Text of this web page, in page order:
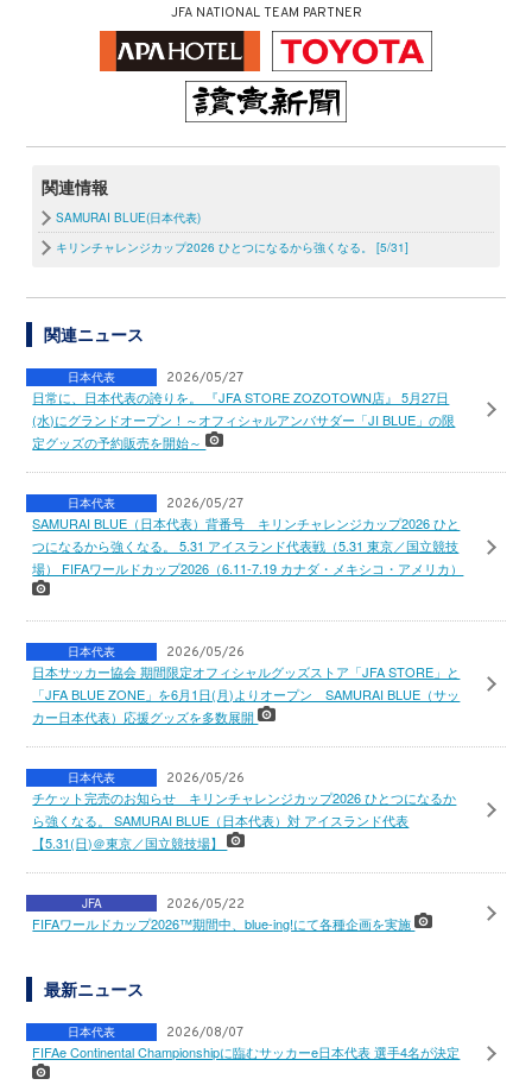
JFA NATIONAL TEAM PARTNER
関連情報
SAMURAI BLUE(日本代表)
キリンチャレンジカップ2026 ひとつになるから強くなる。 [5/31]
関連ニュース
日本代表 2026/05/27
日常に、日本代表の誇りを。 『JFA STORE ZOZOTOWN店』 5月27日
(水)にグランドオープン！～オフィシャルアンバサダー「JI BLUE」の限
定グッズの予約販売を開始～
日本代表 2026/05/27
SAMURAI BLUE（日本代表）背番号 キリンチャレンジカップ2026 ひと
つになるから強くなる。 5.31 アイスランド代表戦（5.31 東京／国立競技
場） FIFAワールドカップ2026（6.11-7.19 カナダ・メキシコ・アメリカ）
日本代表 2026/05/26
日本サッカー協会 期間限定オフィシャルグッズストア「JFA STORE」と
「JFA BLUE ZONE」を6月1日(月)よりオープン SAMURAI BLUE（サッ
カー日本代表）応援グッズを多数展開
日本代表 2026/05/26
チケット完売のお知らせ キリンチャレンジカップ2026 ひとつになるか
ら強くなる。 SAMURAI BLUE（日本代表）対 アイスランド代表
【5.31(日)＠東京／国立競技場】
JFA 2026/05/22
FIFAワールドカップ2026™期間中、blue-ing!にて各種企画を実施
最新ニュース
日本代表 2026/08/07
FIFAe Continental Championshipに臨むサッカーe日本代表 選手4名が決定